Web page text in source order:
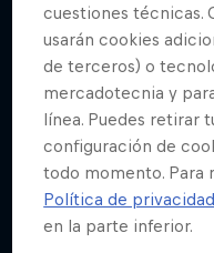
¿CUÁNDO SE
CARRERA?
Este año 2024,
más extremo del
de marzo 2024.
¿HAY QUE
cuestiones técnicas.
usarán cookies
de terceros) o
mercadotecnia y
línea. Puedes retirar
configuración de
todo momento. Para
Política de privacidad
en la parte inferior.